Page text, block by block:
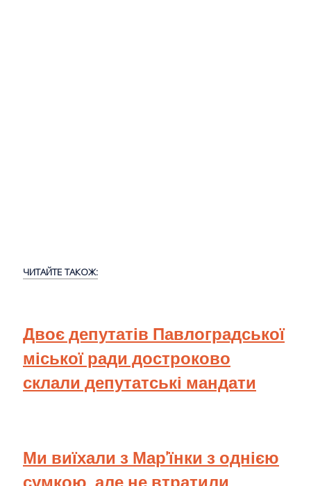
ЧИТАЙТЕ ТАКОЖ:
Двоє депутатів Павлоградської
міської ради достроково
склали депутатські мандати
Ми виїхали з Мар'їнки з однією